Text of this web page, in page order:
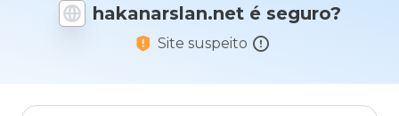
hakanarslan.net é seguro?
Site suspeito